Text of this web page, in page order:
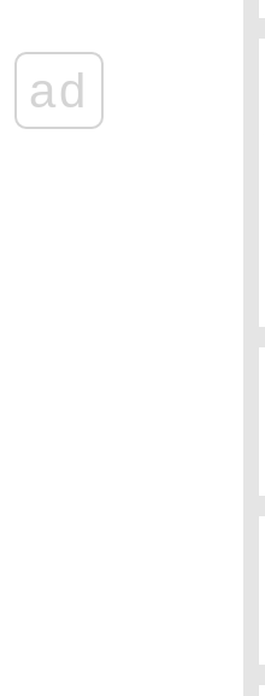
นี้.. จงอยู่คู่พวกนายทุกคน
ad